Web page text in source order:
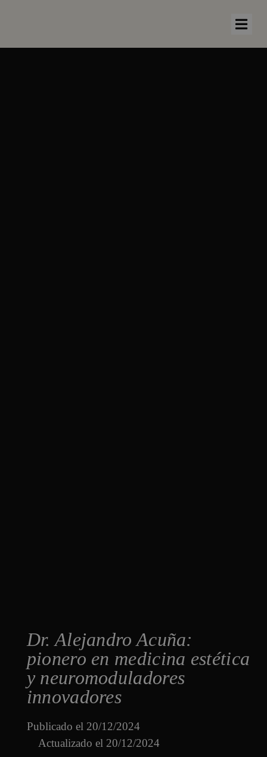
Dr. Alejandro Acuña:
pionero en medicina estética
y neuromoduladores
innovadores
Publicado el 20/12/2024
Actualizado el 20/12/2024